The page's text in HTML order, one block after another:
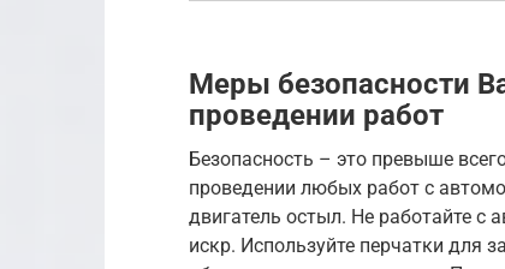
Меры безопасности
проведении работ
Безопасность – это превыше
проведении любых работ с
двигатель остыл. Не работайте с
искр. Используйте перчатки для